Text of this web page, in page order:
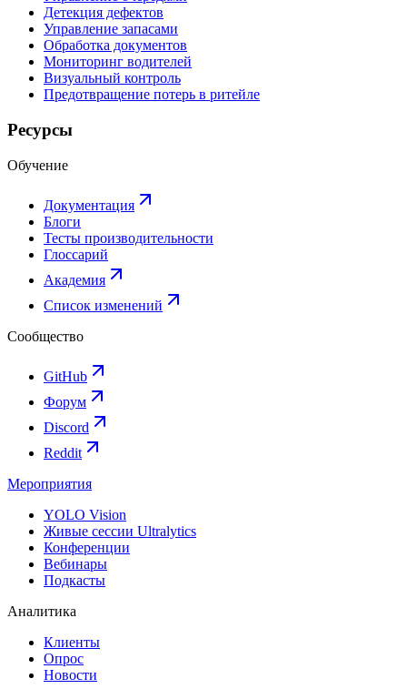
Детекция дефектов
Управление запасами
Обработка документов
Мониторинг водителей
Визуальный контроль
Предотвращение потерь в ритейле
Ресурсы
Обучение
Документация
Блоги
Тесты производительности
Глоссарий
Академия
Список изменений
Сообщество
GitHub
Форум
Discord
Reddit
Мероприятия
YOLO Vision
Живые сессии Ultralytics
Конференции
Вебинары
Подкасты
Аналитика
Клиенты
Опрос
Новости